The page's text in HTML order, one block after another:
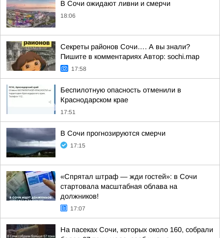
В Сочи ожидают ливни и смерчи
18:06
Секреты районов Сочи…. А вы знали?
Пишите в комментариях Автор: sochi.map
17:58
Беспилотную опасность отменили в
Краснодарском крае
17:51
В Сочи прогнозируются смерчи
17:15
«Спрятал штраф — жди гостей»: в Сочи
стартовала масштабная облава на
должников!
17:07
На пасеках Сочи, которых около 160, собрали